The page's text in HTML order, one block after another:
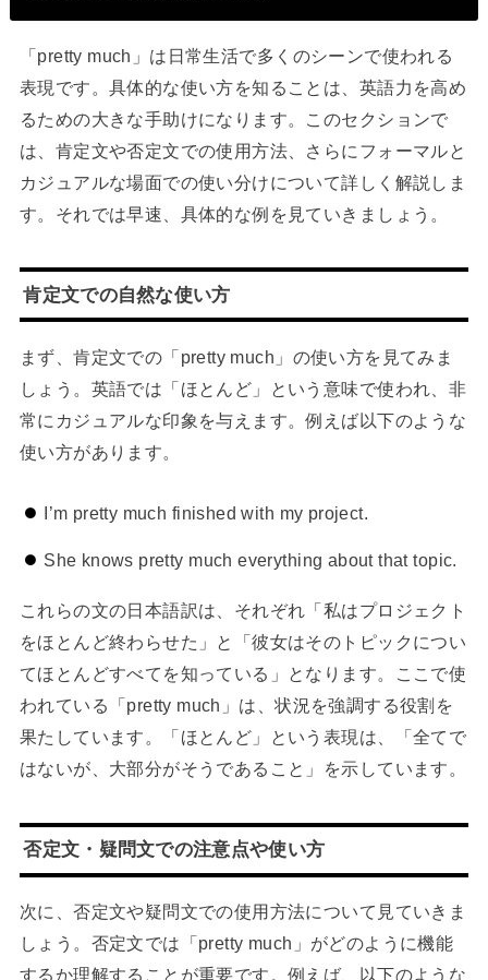
「pretty much」は日常生活で多くのシーンで使われる
表現です。具体的な使い方を知ることは、英語力を高め
るための大きな手助けになります。このセクションで
は、肯定文や否定文での使用方法、さらにフォーマルと
カジュアルな場面での使い分けについて詳しく解説しま
す。それでは早速、具体的な例を見ていきましょう。
肯定文での自然な使い方
まず、肯定文での「pretty much」の使い方を見てみま
しょう。英語では「ほとんど」という意味で使われ、非
常にカジュアルな印象を与えます。例えば以下のような
使い方があります。
I’m pretty much finished with my project.
She knows pretty much everything about that topic.
これらの文の日本語訳は、それぞれ「私はプロジェクト
をほとんど終わらせた」と「彼女はそのトピックについ
てほとんどすべてを知っている」となります。ここで使
われている「pretty much」は、状況を強調する役割を
果たしています。「ほとんど」という表現は、「全てで
はないが、大部分がそうであること」を示しています。
否定文・疑問文での注意点や使い方
次に、否定文や疑問文での使用方法について見ていきま
しょう。否定文では「pretty much」がどのように機能
するか理解することが重要です。例えば、以下のような